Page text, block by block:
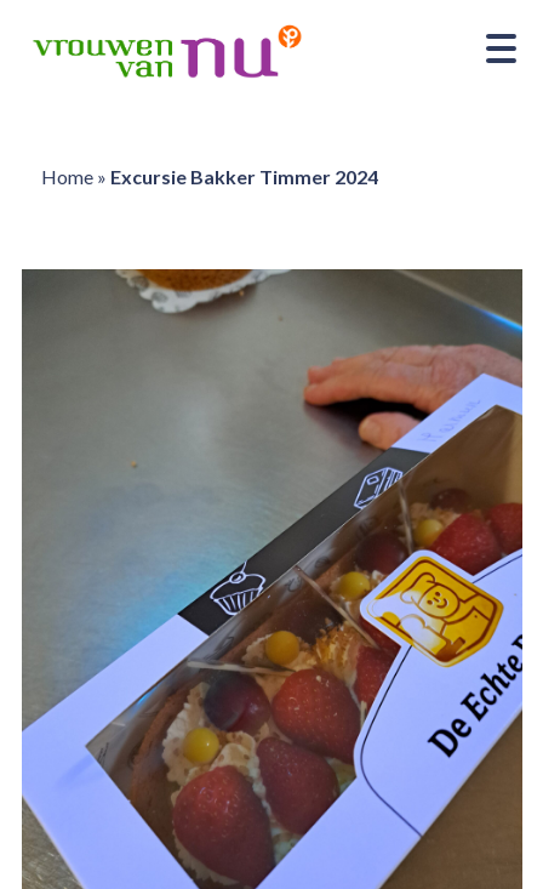
Home» Excursie Bakker Timmer 2024